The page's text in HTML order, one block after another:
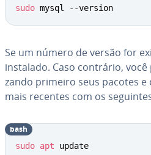
sudo mysql --version
Se um número de versão for
instalado. Caso contrário,
zando primeiro seus pacotes e
mais recentes com os
sudo apt
bash